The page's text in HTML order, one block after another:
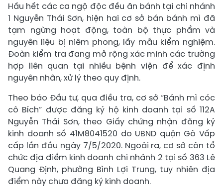
Hầu hết các ca ngộ độc đều ăn bánh tại chi nhánh
1 Nguyễn Thái Sơn, hiện hai cơ sở bán bánh mì đã
tạm ngừng hoạt động, toàn bộ thực phẩm và
nguyên liệu bị niêm phong, lấy mẫu kiểm nghiệm.
Đoàn kiểm tra đang mở rộng xác minh các trường
hợp liên quan tại nhiều bệnh viện để xác định
nguyên nhân, xử lý theo quy định.
Theo báo Đầu tư, qua điều tra, cơ sở “Bánh mì cóc
cô Bích” được đăng ký hộ kinh doanh tại số 112A
Nguyễn Thái Sơn, theo Giấy chứng nhận đăng ký
kinh doanh số 41M8041520 do UBND quận Gò Vấp
cấp lần đầu ngày 7/5/2020. Ngoài ra, cơ sở còn tổ
chức địa điểm kinh doanh chi nhánh 2 tại số 363 Lê
Quang Định, phường Bình Lợi Trung, tuy nhiên địa
điểm này chưa đăng ký kinh doanh.